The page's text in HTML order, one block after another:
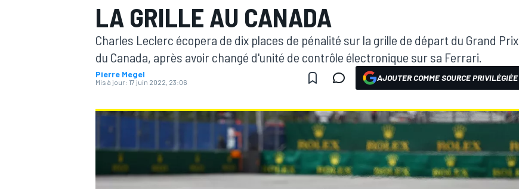
LA GRILLE AU CANADA
Charles Leclerc écopera de dix places de pénalité sur la grille de départ du Grand Prix
du Canada, après avoir changé d'unité de contrôle électronique sur sa Ferrari.
Pierre Megel
Mis à jour: 17 juin 2022, 23:06 AJOUTER COMME SOURCE PRIVILÉGIÉE